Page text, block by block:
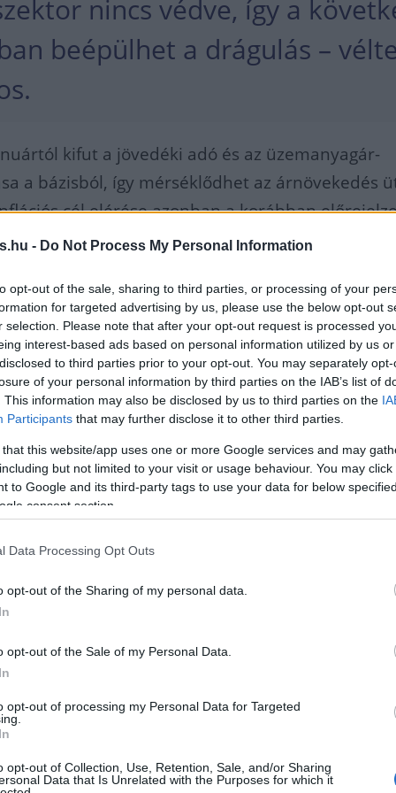
- Do Not Process My Personal Information
opt-out of the sale, sharing to third parties, or processing of your
for targeted advertising by us, please use the below opt-out
selection. Please note that after your opt-out request is processed
interest-based ads based on personal information utilized by us
to third parties prior to your opt-out. You may separately
of your personal information by third parties on the IAB’s list of
This information may also be disclosed by us to third parties on the
Participants that may further disclose it to other third parties.
that this website/app uses one or more Google services and may
but not limited to your visit or usage behaviour. You may
to Google and its third-party tags to use your data for below
consent section.
Data Processing Opt Outs
opt-out of the Sharing of my personal data.
opt-out of the Sale of my Personal Data.
opt-out of processing my Personal Data for Targeted
opt-out of Collection, Use, Retention, Sale, and/or Sharing
Data that Is Unrelated with the Purposes for which it
nincs védve, így a
beépülhet a drágulás – vélte
kifut a jövedéki adó és az üzemanyagár-
a bázisból, így mérséklődhet az árnövekedés
cél elérése azonban a korábban
Ennek hátterében a továbbra is felfelé
az energia- és nyersanyagárak
oldali súrlódások fogyasztói árakba átgyűrűző
szerint a vártnál magasabb
infláció, a régiós központi
emelései erőteljes
a magyar
hogy eltérjen a szeptemberi
a jövő keddi kamatdöntés
MNB ERSTE